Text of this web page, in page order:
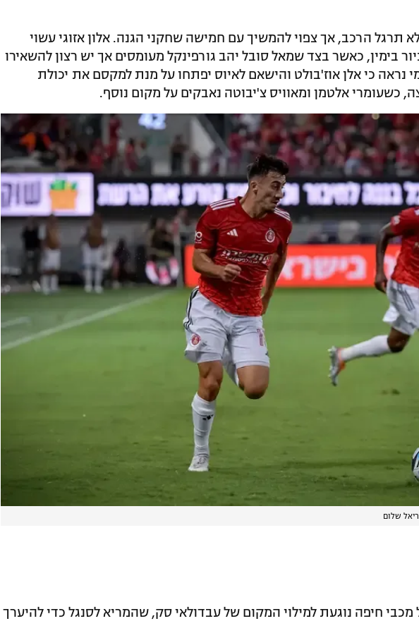
תרגל הרכב, אך צפוי להמשיך עם חמישה שחקני הגנה. אלון אזוגי עשוי
בימין, כאשר בצד שמאל סובל יהב גורפינקל מעומסים אך יש רצון להשאירו
כי אלן אוז'בולט והישאם לאיוס יפתחו על מנת למקסם את יכולת
כשעומרי אלטמן ומאוויס צ'יבוטה נאבקים על מקום נוסף.
שלום
חיפה נוגעת למילוי המקום של עבדולאי סק, שהמריא לסנגל כדי להיערך